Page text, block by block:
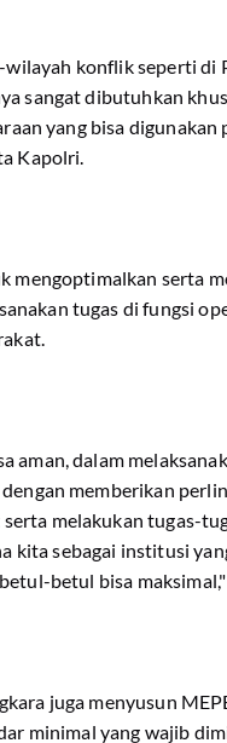
konflik seperti di
sangat dibutuhkan
yang bisa digunakan
Kapolri.
mengoptimalkan serta
tugas di fungsi
aman, dalam
memberikan
melakukan tugas-
kita sebagai institusi
betul bisa
juga menyusun
minimal yang wajib